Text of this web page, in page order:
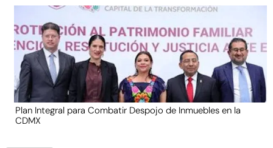
Plan Integral para Combatir Despojo de Inmuebles en la
CDMX